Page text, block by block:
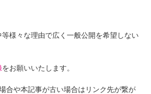
様々な理由で広く一般公開を希望しない
をお願いいたします。
合や本記事が古い場合はリンク先が繋が